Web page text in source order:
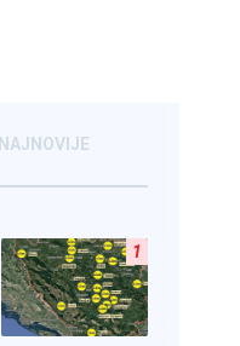
NAJNOVIJE
1